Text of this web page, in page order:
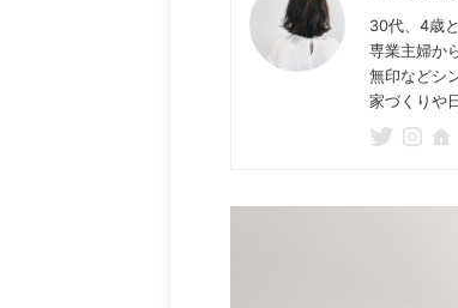
30代、4歳
専業主婦か
無印などシ
家づくりや